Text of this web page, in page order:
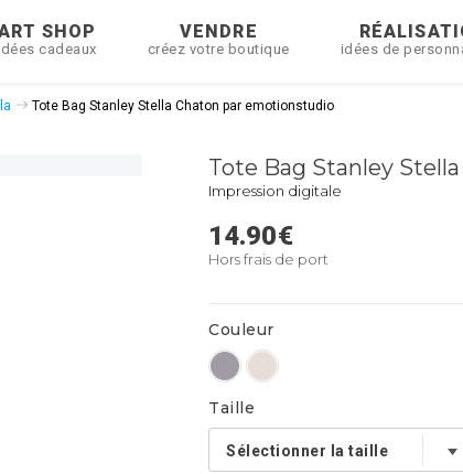
SHOP
cadeaux
VENDRE
créez votre boutique idées de
Tote Bag Stanley Stella Chaton par emotionstudio
Tote Bag Stanley
Impression digitale
14.90€
Hors frais de port
Couleur
Taille